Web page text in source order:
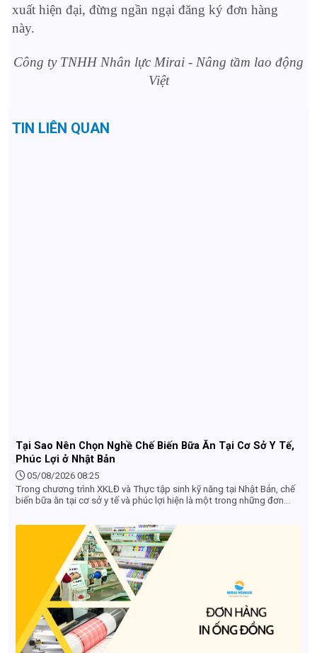
xuất hiện đại, đừng ngần ngại đăng ký đơn hàng
này.
Công ty TNHH Nhân lực Mirai - Nâng tầm lao động
Việt
TIN LIÊN QUAN
Tại Sao Nên Chọn Nghề Chế Biến Bữa Ăn Tại Cơ Sở Y Tế,
Phúc Lợi ở Nhật Bản
05/08/2026 08:25
Trong chương trình XKLĐ và Thực tập sinh kỹ năng tại Nhật Bản, chế
biến bữa ăn tại cơ sở y tế và phúc lợi hiện là một trong những đơn
thu nhập ổn định và nhiều ưu thế vượt trội.